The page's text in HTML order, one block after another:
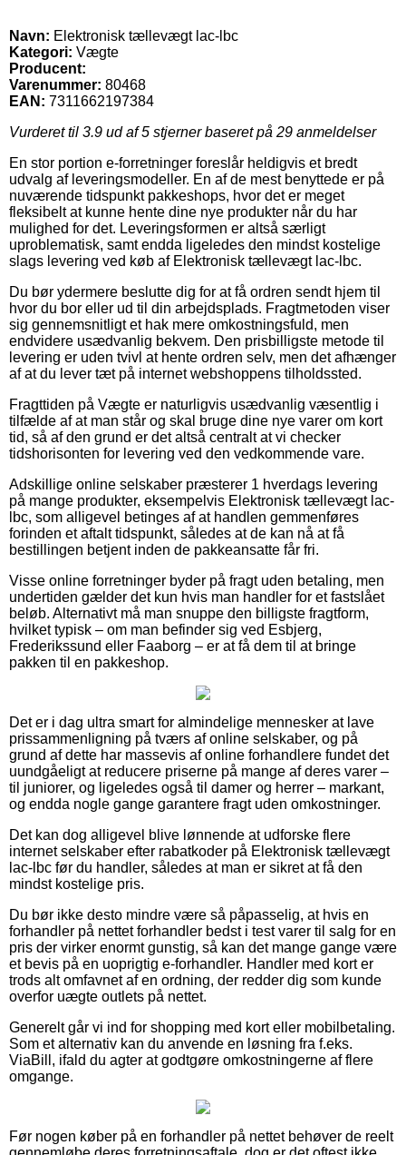
Navn: Elektronisk tællevægt lac-lbc
Kategori: Vægte
Producent:
Varenummer: 80468
EAN: 7311662197384
Vurderet til 3.9 ud af 5 stjerner baseret på 29 anmeldelser
En stor portion e-forretninger foreslår heldigvis et bredt
udvalg af leveringsmodeller. En af de mest benyttede er på
nuværende tidspunkt pakkeshops, hvor det er meget
fleksibelt at kunne hente dine nye produkter når du har
mulighed for det. Leveringsformen er altså særligt
uproblematisk, samt endda ligeledes den mindst kostelige
slags levering ved køb af Elektronisk tællevægt lac-lbc.
Du bør ydermere beslutte dig for at få ordren sendt hjem til
hvor du bor eller ud til din arbejdsplads. Fragtmetoden viser
sig gennemsnitligt et hak mere omkostningsfuld, men
endvidere usædvanlig bekvem. Den prisbilligste metode til
levering er uden tvivl at hente ordren selv, men det afhænger
af at du lever tæt på internet webshoppens tilholdssted.
Fragttiden på Vægte er naturligvis usædvanlig væsentlig i
tilfælde af at man står og skal bruge dine nye varer om kort
tid, så af den grund er det altså centralt at vi checker
tidshorisonten for levering ved den vedkommende vare.
Adskillige online selskaber præsterer 1 hverdags levering
på mange produkter, eksempelvis Elektronisk tællevægt lac-
lbc, som alligevel betinges af at handlen gemmenføres
forinden et aftalt tidspunkt, således at de kan nå at få
bestillingen betjent inden de pakkeansatte får fri.
Visse online forretninger byder på fragt uden betaling, men
undertiden gælder det kun hvis man handler for et fastslået
beløb. Alternativt må man snuppe den billigste fragtform,
hvilket typisk – om man befinder sig ved Esbjerg,
Frederikssund eller Faaborg – er at få dem til at bringe
pakken til en pakkeshop.
Det er i dag ultra smart for almindelige mennesker at lave
prissammenligning på tværs af online selskaber, og på
grund af dette har massevis af online forhandlere fundet det
uundgåeligt at reducere priserne på mange af deres varer –
til juniorer, og ligeledes også til damer og herrer – markant,
og endda nogle gange garantere fragt uden omkostninger.
Det kan dog alligevel blive lønnende at udforske flere
internet selskaber efter rabatkoder på Elektronisk tællevægt
lac-lbc før du handler, således at man er sikret at få den
mindst kostelige pris.
Du bør ikke desto mindre være så påpasselig, at hvis en
forhandler på nettet forhandler bedst i test varer til salg for en
pris der virker enormt gunstig, så kan det mange gange være
et bevis på en uoprigtig e-forhandler. Handler med kort er
trods alt omfavnet af en ordning, der redder dig som kunde
overfor uægte outlets på nettet.
Generelt går vi ind for shopping med kort eller mobilbetaling.
Som et alternativ kan du anvende en løsning fra f.eks.
ViaBill, ifald du agter at godtgøre omkostningerne af flere
omgange.
Før nogen køber på en forhandler på nettet behøver de reelt